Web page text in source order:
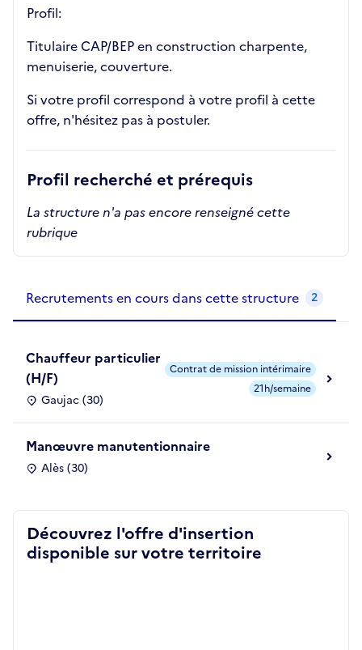
Profil:
Titulaire CAP/BEP en construction charpente,
menuiserie, couverture.
Si votre profil correspond à votre profil à cette
offre, n'hésitez pas à postuler.
Profil recherché et prérequis
La structure n'a pas encore renseigné cette
rubrique
Recrutements en cours dans cette structure 2
Chauffeur particulier
(H/F)
Gaujac (30)
Contrat de mission intérimaire
21h/semaine
Manœuvre manutentionnaire
Alès (30)
Découvrez l'offre d'insertion
disponible sur votre territoire